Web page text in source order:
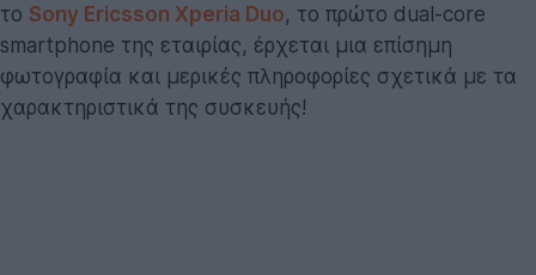
το Sony Ericsson Xperia Duo, το πρώτο dual-core
smartphone της εταιρίας, έρχεται μια επίσημη
φωτογραφία και μερικές πληροφορίες σχετικά με τα
χαρακτηριστικά της συσκευής!